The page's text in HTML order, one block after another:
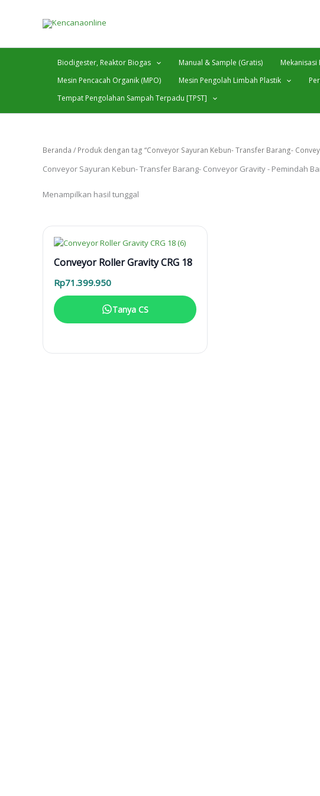
Biodigester, Reaktor Biogas Manual & Sample (Gratis) Mekanisasi
Mesin Pencacah Organik (MPO)
Mesin Pengolah Limbah Plastik
Tempat Pengolahan Sampah Terpadu [TPST]
Beranda / Produk dengan tag “Conveyor Sayuran Kebun- Transfer Barang-
Conveyor Sayuran Kebun- Transfer Barang- Conveyor Gravity - Pemindah
Menampilkan hasil tunggal
Conveyor Roller Gravity CRG 18
Rp71.399.950
Tanya CS